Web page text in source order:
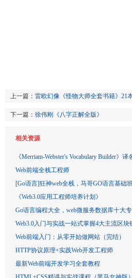
上一篇： 雷欧幻像《怪物大师全套书籍》21
下一篇： 徐伟刚《八字正解全版》
相关资源
《Merriam-Webster's Vocabulary Builder》
Web前端全栈工程师
[Go语言]狂神web全栈，马哥GO语言基
《Web3.0应用工程师培养计划》
Go语言编程大全，web微服务数据库十大
Web3.0入门与实战一站式掌握4大主流区块
Web前端入门：从零开始做网站（完结）
HTTP协议原理+实践Web开发工程师
最新Web前端开发学习全套教程